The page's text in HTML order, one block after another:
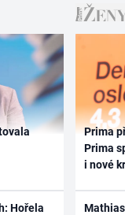
Hořela
Prima
Prima
i nové